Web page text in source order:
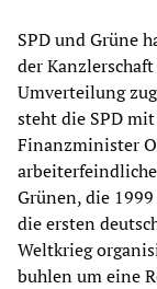
SPD und Grüne
der
Umverteilung
steht die SPD
Finanzminister
Grünen, die
die ersten
Weltkrieg
buhlen um eine